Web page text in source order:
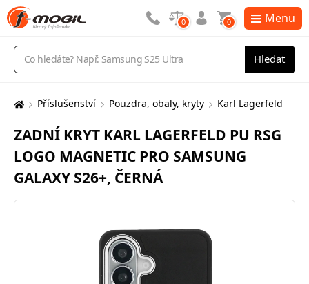
Vyhledávání
Hledat
0 0 Menu
Zde
nacházíte:
Příslušenství Pouzdra, obaly, kryty Karl Lagerfeld
ZADNÍ KRYT KARL LAGERFELD PU RSG
LOGO MAGNETIC PRO SAMSUNG
GALAXY S26+, ČERNÁ